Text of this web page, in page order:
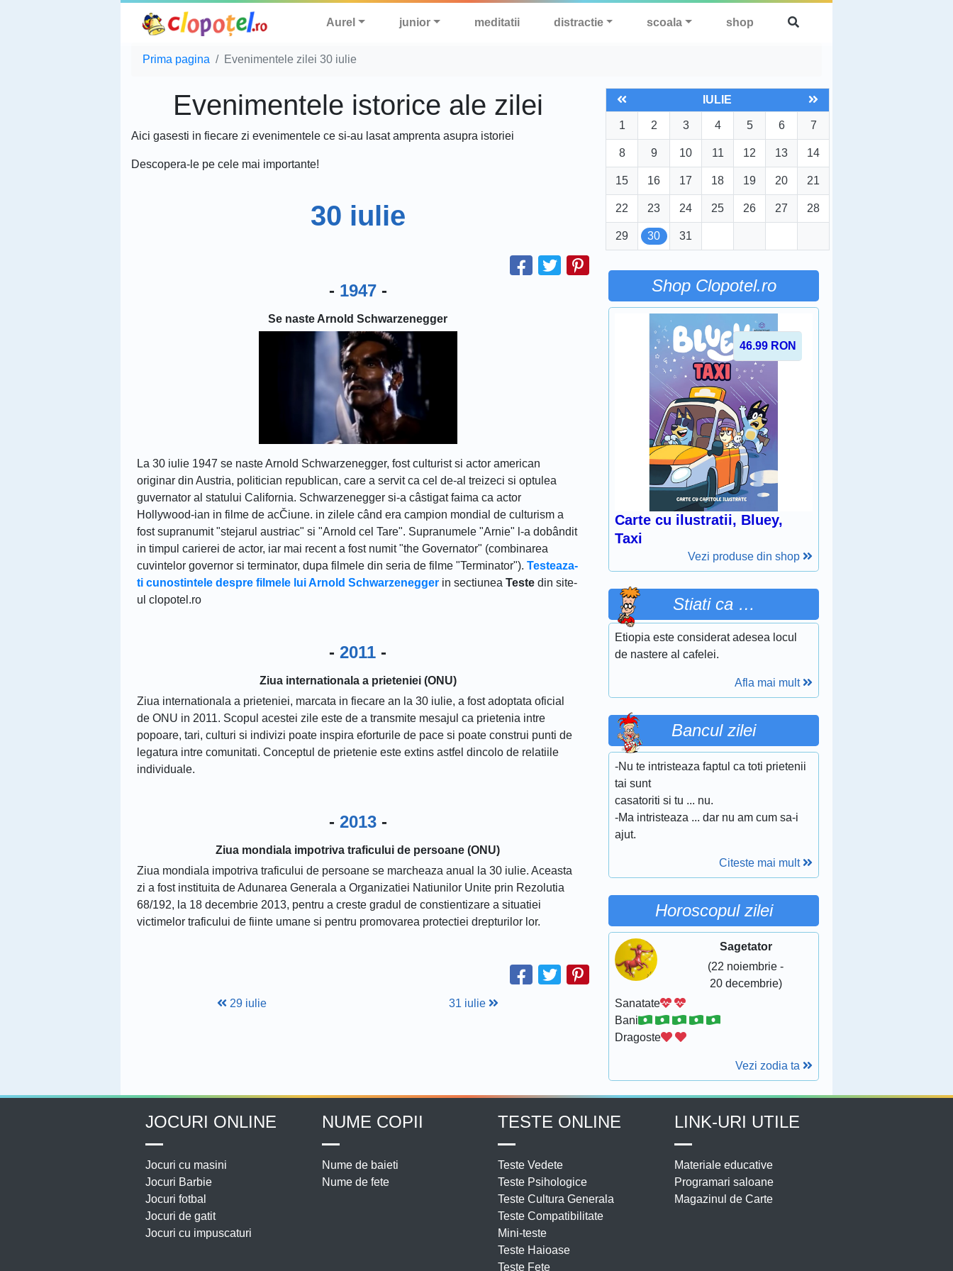
Aurel junior meditatii distractie scoala shop
Prima pagina Evenimentele zilei 30 iulie
Evenimentele istorice ale zilei
Aici gasesti in fiecare zi evenimentele ce si-au lasat amprenta asupra istoriei
Descopera-le pe cele mai importante!
30 iulie
- 1947-
Se naste Arnold Schwarzenegger
La 30 iulie 1947 se naste Arnold Schwarzenegger, fost culturist si actor american
originar din Austria, politician republican, care a servit ca cel de-al treizeci si optulea
guvernator al statului California. Schwarzenegger si-a câstigat faima ca actor
Hollywood-ian in filme de acČiune. in zilele când era campion mondial de culturism a
fost supranumit "stejarul austriac" si "Arnold cel Tare". Supranumele "Arnie" l-a dobândit
in timpul carierei de actor, iar mai recent a fost numit "the Governator" (combinarea
cuvintelor governor si terminator, dupa filmele din seria de filme "Terminator"). Testeaza-
ti cunostintele despre filmele lui Arnold Schwarzenegger in sectiunea Teste din site-
ul clopotel.ro
-2011 -
Ziua internationala a prieteniei (ONU)
Ziua internationala a prieteniei, marcata in fiecare an la 30 iulie, a fost adoptata oficial
de ONU in 2011. Scopul acestei zile este de a transmite mesajul ca prietenia intre
popoare, tari, culturi si indivizi poate inspira eforturile de pace si poate construi punti de
legatura intre comunitati. Conceptul de prietenie este extins astfel dincolo de relatiile
individuale.
- 2013-
Ziua mondiala impotriva traficului de persoane (ONU)
Ziua mondiala impotriva traficului de persoane se marcheaza anual la 30 iulie. Aceasta
zi a fost instituita de Adunarea Generala a Organizatiei Natiunilor Unite prin Rezolutia
68/192, la 18 decembrie 2013, pentru a creste gradul de constientizare a situatiei
victimelor traficului de fiinte umane si pentru promovarea protectiei drepturilor lor.
29 iulie 31 iulie
IULIE
1 2 3 4 5 6 7
8 9 10 11 12 13 14
15 16 17 18 19 20 21
22 23 24 25 26 27 28
29 30 31
Shop Clopotel.ro
46.99 RON
Carte cu ilustratii, Bluey,
Taxi
Vezi produse din shop
Stiati ca …
Etiopia este considerat adesea locul
de nastere al cafelei.
Afla mai mult
Bancul zilei
-Nu te intristeaza faptul ca toti prietenii
tai sunt
casatoriti si tu ... nu.
-Ma intristeaza ... dar nu am cum sa-i
ajut.
Citeste mai mult
Horoscopul zilei
Sagetator
(22 noiembrie -
20 decembrie)
Sanatate
Bani
Dragoste
Vezi zodia ta
JOCURI ONLINE
Jocuri cu masini
Jocuri Barbie
Jocuri fotbal
Jocuri de gatit
Jocuri cu impuscaturi
NUME COPII
Nume de baieti
Nume de fete
TESTE ONLINE
Teste Vedete
Teste Psihologice
Teste Cultura Generala
Teste Compatibilitate
Mini-teste
Teste Haioase
Teste Fete
LINK-URI UTILE
Materiale educative
Programari saloane
Magazinul de Carte